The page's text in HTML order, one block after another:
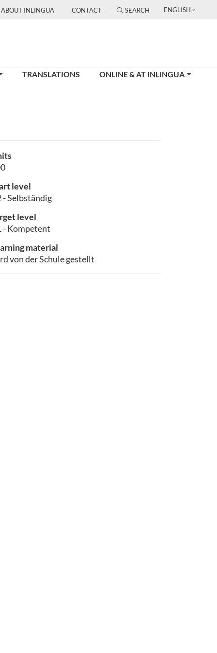
ABOUT INLINGUA CONTACT SEARCH ENGLISH
TRANSLATIONS ONLINE & AT INLINGUA
level
- Selbständig
level
- Kompetent
material
von der Schule gestellt